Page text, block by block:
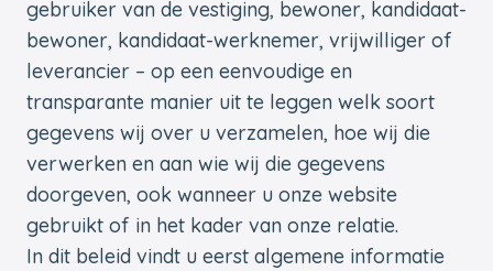
gebruiker van de vestiging, bewoner, kandidaat-
bewoner, kandidaat-werknemer, vrijwilliger of
leverancier – op een eenvoudige en
transparante manier uit te leggen welk soort
gegevens wij over u verzamelen, hoe wij die
verwerken en aan wie wij die gegevens
doorgeven, ook wanneer u onze website
gebruikt of in het kader van onze relatie.
In dit beleid vindt u eerst algemene informatie